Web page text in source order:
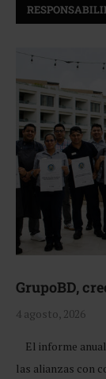
GrupoBD,
4 agosto, 2026
El informe
las alianzas con